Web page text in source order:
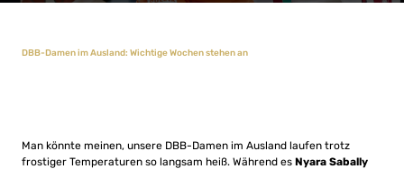
DBB-Damen im Ausland: Wichtige Wochen stehen an
Man könnte meinen, unsere DBB-Damen im Ausland laufen trotz
frostiger Temperaturen so langsam heiß. Während es Nyara Sabally